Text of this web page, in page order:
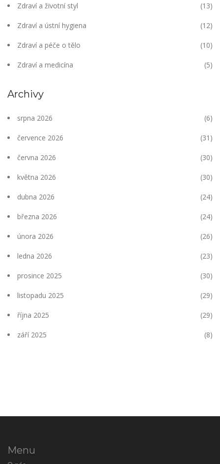
Zdraví a životní styl (13)
Zdraví a ústní hygiena (12)
Zdraví a péče o tělo (10)
Zdraví a medicína (5)
Archivy
srpna 2026 (6)
července 2026 (31)
června 2026 (30)
května 2026 (30)
dubna 2026 (24)
března 2026 (24)
února 2026 (26)
ledna 2026 (23)
prosince 2025 (30)
listopadu 2025 (29)
října 2025 (29)
září 2025 (8)
Menu